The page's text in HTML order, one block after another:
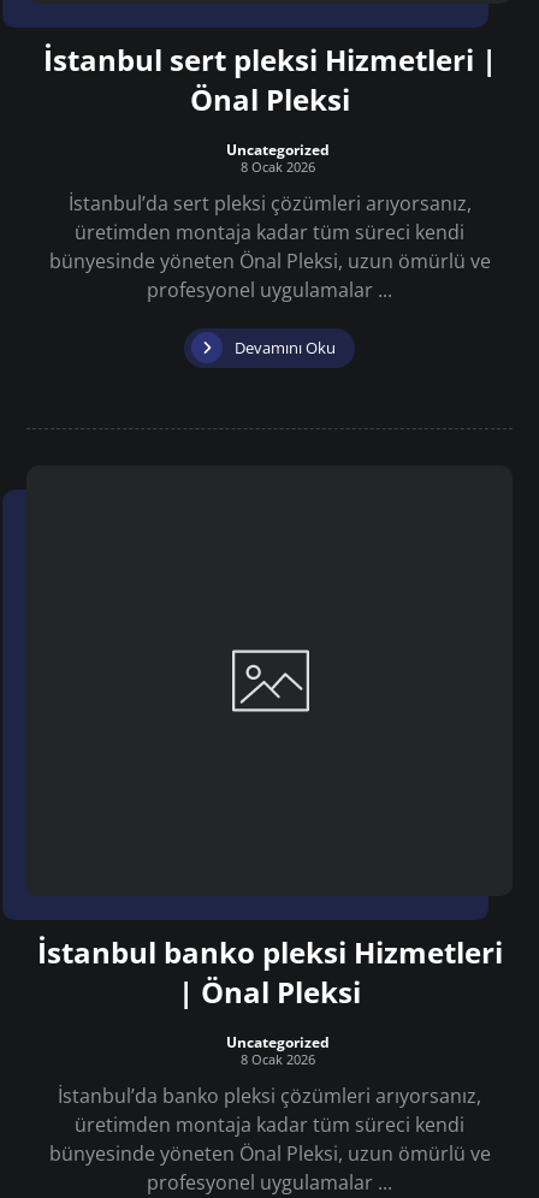
İstanbul sert pleksi Hizmetleri |
Önal Pleksi
Uncategorized
8 Ocak 2026
İstanbul’da sert pleksi çözümleri arıyorsanız,
üretimden montaja kadar tüm süreci kendi
bünyesinde yöneten Önal Pleksi, uzun ömürlü ve
profesyonel uygulamalar ...
Devamını Oku
İstanbul banko pleksi Hizmetleri
| Önal Pleksi
Uncategorized
8 Ocak 2026
İstanbul’da banko pleksi çözümleri arıyorsanız,
üretimden montaja kadar tüm süreci kendi
bünyesinde yöneten Önal Pleksi, uzun ömürlü ve
profesyonel uygulamalar ...